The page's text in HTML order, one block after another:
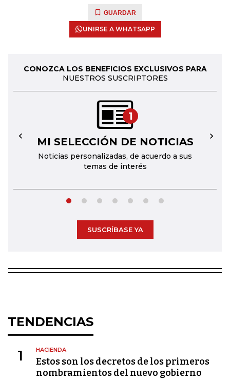
GUARDAR
UNIRSE A WHATSAPP
CONOZCA LOS BENEFICIOS EXCLUSIVOS PARA
NUESTROS SUSCRIPTORES
1
MI SELECCIÓN DE NOTICIAS
Noticias personalizadas, de acuerdo a sus
temas de interés
← →
SUSCRÍBASE YA
TENDENCIAS
1 HACIENDA
Estos son los decretos de los primeros
nombramientos del nuevo gobierno